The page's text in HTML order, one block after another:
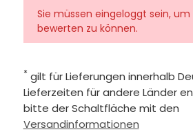
Sie müssen eingeloggt sein, um
bewerten zu können.
* gilt für Lieferungen innerhalb
Lieferzeiten für andere Länder
bitte der Schaltfläche mit den
Versandinformationen